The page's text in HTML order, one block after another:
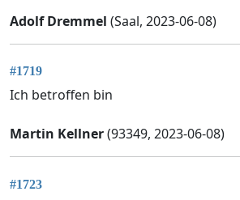
Adolf Dremmel (Saal, 2023-06-08)
#1719
Ich betroffen bin
Martin Kellner(93349, 2023-06-08)
#1723